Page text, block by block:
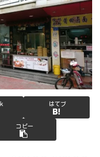
はてブ
コピー